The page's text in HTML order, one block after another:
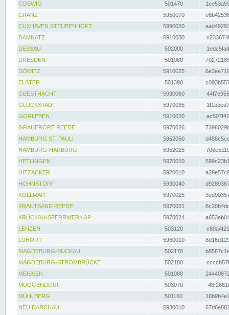
COSWIG
501470
CRANZ
5950070
CUXHAVEN STEUBENHÖFT
5990020
DAMNATZ
5910030
DESSAU
502000
DRESDEN
501060
DÖMITZ
5910025
ELSTER
501390
GEESTHACHT
5930060
GLÜCKSTADT
5970035
GORLEBEN
5910020
GRAUERORT REEDE
5970026
HAMBURG ST. PAULI
5952050
HAMBURG-HARBURG
5952025
HETLINGEN
5970010
HITZACKER
5920010
HOHNSTORF
5930040
KOLLMAR
5970025
KRAUTSAND REEDE
5970031
KRÜCKAU-SPERRWERK AP
5970024
LENZEN
503120
LÜHORT
5960010
MAGDEBURG-BUCKAU
502170
MAGDEBURG-STROMBRÜCKE
502180
MEISSEN
501080
MÜGGENDORF
503070
MÜHLBERG
501160
NEU DARCHAU
5930010